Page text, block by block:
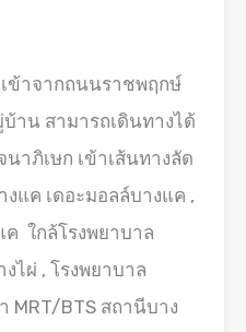
ข้าจากถนนราชพฤกษ์
าน สามารถเดินทางได้
าภิเษก เข้าเส้นทางลัด
แค เดอะมอลล์บางแค ,
ใกล้โรงพยาบาล
ไผ่ , โรงพยาบาล
MRT/BTS สถานีบาง